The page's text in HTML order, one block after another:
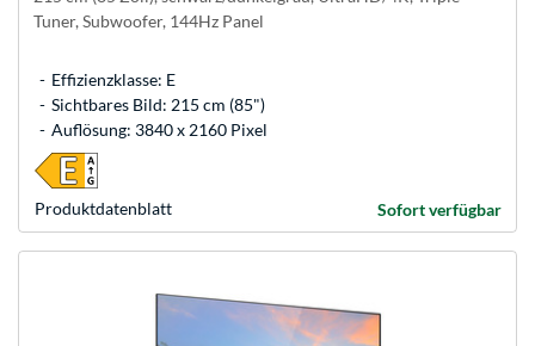
Tuner, Subwoofer, 144Hz Panel
Effizienzklasse: E
Sichtbares Bild: 215 cm (85")
Auflösung: 3840 x 2160 Pixel
Produkt­datenblatt Sofort verfügbar